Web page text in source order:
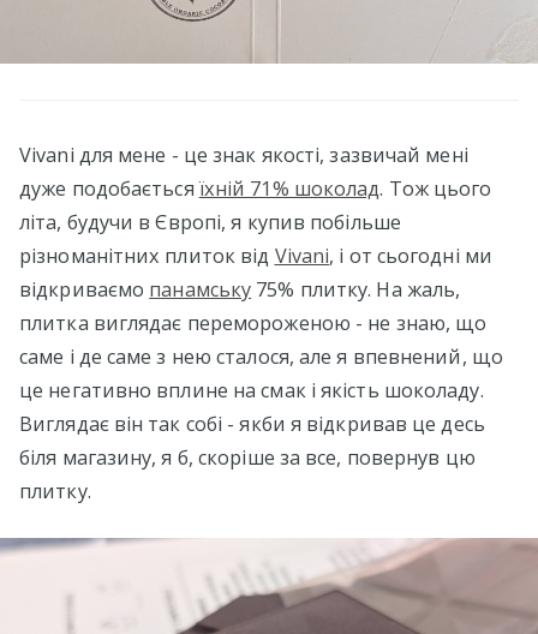
Vivani для мене - це знак якості, зазвичай мені
дуже подобаєтьсяїхній 71% шоколад. Тож цього
літа, будучи в Європі, я купив побільше
різноманітних плиток від Vivani, і от сьогодні ми
відкриваємо панамську 75% плитку. На жаль,
плитка виглядає перемороженою - не знаю, що
саме і де саме з нею сталося, але я впевнений, що
це негативно вплине на смак і якість шоколаду.
Виглядає він так собі - якби я відкривав це десь
біля магазину, я б, скоріше за все, повернув цю
плитку.